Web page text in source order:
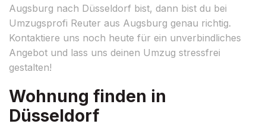
Augsburg nach Düsseldorf bist, dann bist du bei
Umzugsprofi Reuter aus Augsburg genau richtig.
Kontaktiere uns noch heute für ein unverbindliches
Angebot und lass uns deinen Umzug stressfrei
gestalten!
Wohnung finden in
Düsseldorf